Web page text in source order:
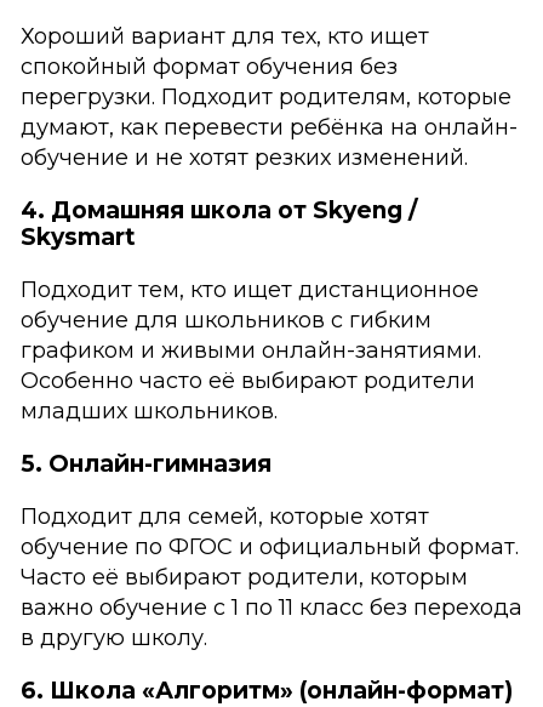
Хороший вариант для тех, кто ищет
спокойный формат обучения без
перегрузки. Подходит родителям, которые
думают, как перевести ребёнка на онлайн-
обучение и не хотят резких изменений.
4. Домашняя школа от Skyeng /
Skysmart
Подходит тем, кто ищет дистанционное
обучение для школьников с гибким
графиком и живыми онлайн-занятиями.
Особенно часто её выбирают родители
младших школьников.
5. Онлайн-гимназия
Подходит для семей, которые хотят
обучение по ФГОС и официальный формат.
Часто её выбирают родители, которым
важно обучение с 1 по 11 класс без перехода
в другую школу.
6. Школа «Алгоритм» (онлайн-формат)